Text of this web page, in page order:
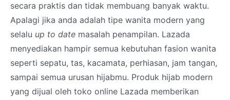
secara praktis dan tidak membuang banyak waktu.
Apalagi jika anda adalah tipe wanita modern yang
selalu up to date masalah penampilan. Lazada
menyediakan hampir semua kebutuhan fasion wanita
seperti sepatu, tas, kacamata, perhiasan, jam tangan,
sampai semua urusan hijabmu. Produk hijab modern
yang dijual oleh toko online Lazada memberikan